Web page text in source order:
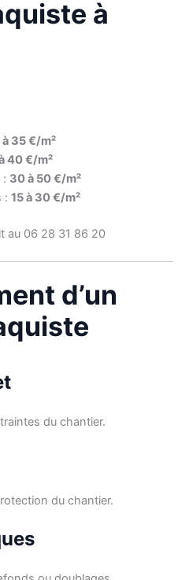
à
à 35 €/m²
40 €/m²
: 30 à 50 €/m²
: 15 à 30 €/m²
au 06 28 31 86 20
d’un
du chantier.
du chantier.